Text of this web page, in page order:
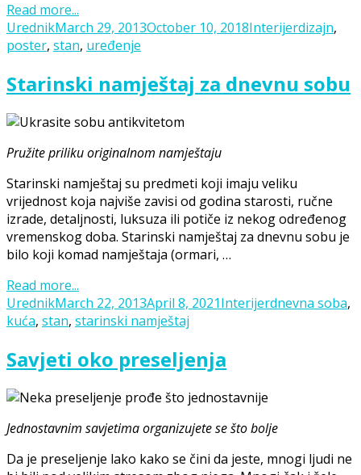
Read more...
UrednikPosted
on
March 29, 2013October 10, 2018Categories
InterijerTags
dizajn,
poster, stan, uređenje
Starinski namještaj za dnevnu sobu
Pružite priliku originalnom namještaju
Starinski namještaj su predmeti koji imaju veliku
vrijednost koja najviše zavisi od godina starosti, ručne
izrade, detaljnosti, luksuza ili potiče iz nekog određenog
vremenskog doba. Starinski namještaj za dnevnu sobu je
bilo koji komad namještaja (ormari, …
Read more...
UrednikPosted
on
March 22, 2013April 8, 2021Categories
InterijerTags
dnevna soba,
kuća, stan, starinski namještaj
Savjeti oko preseljenja
Jednostavnim savjetima organizujete se što bolje
Da je preseljenje lako kako se čini da jeste, mnogi ljudi ne